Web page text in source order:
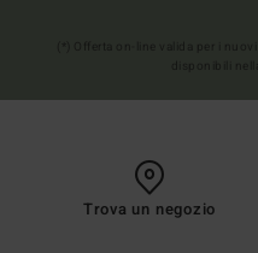
Trova un negozio